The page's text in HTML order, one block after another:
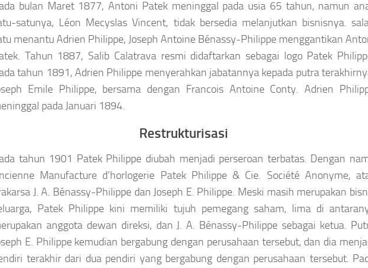
bulan Maret 1877, Antoni Patek meninggal pada usia 65 tahun, namun
satunya, Léon Mecyslas Vincent, tidak bersedia melanjutkan bisnisnya.
menantu Adrien Philippe, Joseph Antoine Bénassy-Philippe menggantikan
Tahun 1887, Salib Calatrava resmi didaftarkan sebagai logo Patek
tahun 1891, Adrien Philippe menyerahkan jabatannya kepada putra
Emile Philippe, bersama dengan Francois Antoine Conty. Adrien
pada Januari 1894.
Restrukturisasi
tahun 1901 Patek Philippe diubah menjadi perseroan terbatas. Dengan
Manufacture d’horlogerie Patek Philippe & Cie. Société Anonyme,
J. A. Bénassy-Philippe dan Joseph E. Philippe. Meski masih merupakan
Patek Philippe kini memiliki tujuh pemegang saham, lima di
anggota dewan direksi, dan J. A. Bénassy-Philippe sebagai ketua.
E. Philippe kemudian bergabung dengan perusahaan tersebut, dan dia
terakhir dari dua pendiri yang bergabung dengan perusahaan tersebut.